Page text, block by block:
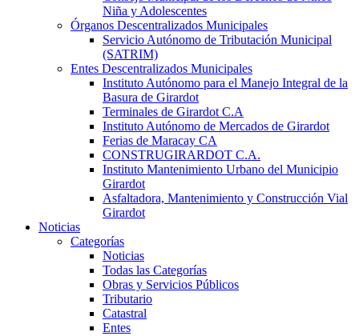
Niña y Adolescentes
Órganos Descentralizados Municipales
Servicio Autónomo de Tributación Municipal
(SATRIM)
Entes Descentralizados Municipales
Instituto Autónomo para el Manejo Integral de la
Basura de Girardot
Terminales de Girardot C.A
Instituto Autónomo de Mercados de Girardot
Ferias de Maracay CA
CONSTRUGIRARDOT C.A.
Instituto Mantenimiento Urbano del Municipio
Girardot
Asfaltadora, Mantenimiento y Construcción Vial
Girardot
Noticias
Categorías
Noticias
Todas las Categorías
Obras y Servicios Públicos
Tributario
Catastral
Entes